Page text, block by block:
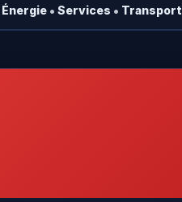
Énergie • Services • Transport